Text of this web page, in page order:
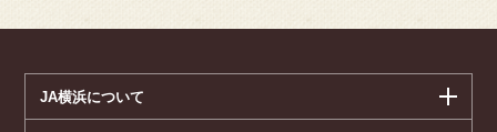
JA横浜について